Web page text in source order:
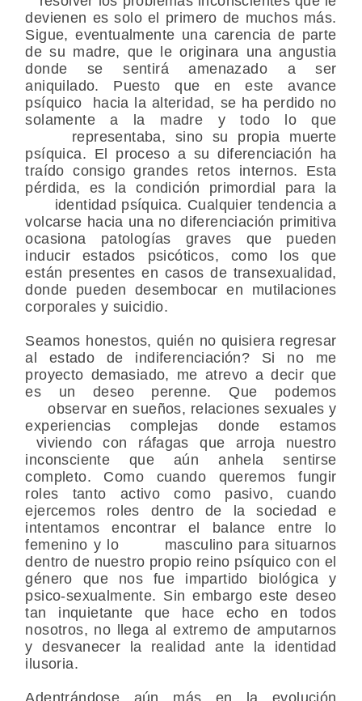
devienen es solo el primero de muchos más.
Sigue, eventualmente una carencia de parte
de su madre, que le originara una angustia
donde se sentirá amenazado a ser
aniquilado. Puesto que en este avance
psíquico hacia la alteridad, se ha perdido no
solamente a la madre y todo lo que
representaba, sino su propia muerte
psíquica. El proceso a su diferenciación ha
traído consigo grandes retos internos. Esta
pérdida, es la condición primordial para la
identidad psíquica. Cualquier tendencia a
volcarse hacia una no diferenciación primitiva
ocasiona patologías graves que pueden
inducir estados psicóticos, como los que
están presentes en casos de transexualidad,
donde pueden desembocar en mutilaciones
corporales y suicidio.
Seamos honestos, quién no quisiera regresar
al estado de indiferenciación? Si no me
proyecto demasiado, me atrevo a decir que
es un deseo perenne. Que podemos
observar en sueños, relaciones sexuales y
experiencias complejas donde estamos
viviendo con ráfagas que arroja nuestro
inconsciente que aún anhela sentirse
completo. Como cuando queremos fungir
roles tanto activo como pasivo, cuando
ejercemos roles dentro de la sociedad e
intentamos encontrar el balance entre lo
femenino y lo masculino para situarnos
dentro de nuestro propio reino psíquico con el
género que nos fue impartido biológica y
psico-sexualmente. Sin embargo este deseo
tan inquietante que hace echo en todos
nosotros, no llega al extremo de amputarnos
y desvanecer la realidad ante la identidad
ilusoria.
Adentrándose aún más en la evolución